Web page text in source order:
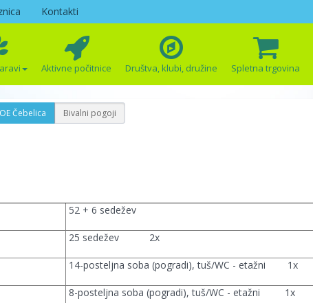
Kontakti
Aktivne počitnice Društva, klubi, družine Spletna trgovina
Čebelica Bivalni pogoji
52 + 6 sedežev
25 sedežev 2x
14-posteljna soba (pogradi), tuš/WC - etažni 1x
8-posteljna soba (pogradi), tuš/WC - etažni 1x